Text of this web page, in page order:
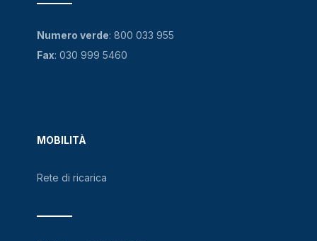
MOBILITÀ
Rete di ricarica
Numero verde: 800 033 955
Fax: 030 999 5460